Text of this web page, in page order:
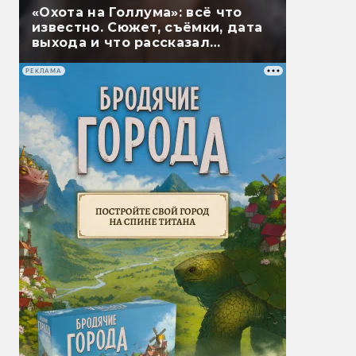
«Охота на Голлума»: всё что
известно. Сюжет, съёмки, дата
выхода и что рассказал
РЕКЛАМА